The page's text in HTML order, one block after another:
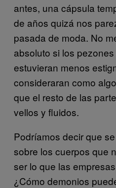
antes, una cápsula
de años quizá nos
pasada de moda. No
absoluto si los
estuvieran menos
consideraran como
que el resto de las
vellos y fluidos.
Podríamos decir que
sobre los cuerpos que
ser lo que las
¿Cómo demonios